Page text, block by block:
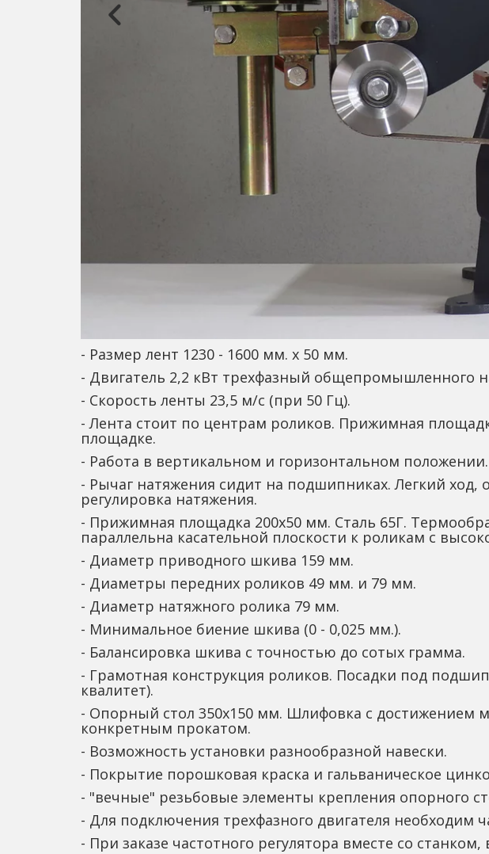
- Размер лент 1230 - 1600 мм. х 50 мм.
- Двигатель 2,2 кВт трехфазный общепромышленного
- Скорость ленты 23,5 м/с (при 50 Гц).
- Лента стоит по центрам роликов. Прижимная
площадке.
- Работа в вертикальном и горизонтальном положении.
- Рычаг натяжения сидит на подшипниках. Легкий ход,
регулировка натяжения.
- Прижимная площадка 200х50 мм. Сталь 65Г.
параллельна касательной плоскости к роликам с
- Диаметр приводного шкива 159 мм.
- Диаметры передних роликов 49 мм. и 79 мм.
- Диаметр натяжного ролика 79 мм.
- Минимальное биение шкива (0 - 0,025 мм.).
- Балансировка шкива с точностью до сотых грамма.
- Грамотная конструкция роликов. Посадки под
квалитет).
- Опорный стол 350х150 мм. Шлифовка с достижением
конкретным прокатом.
- Возможность установки разнообразной навески.
- Покрытие порошковая краска и гальваническое
- "вечные" резьбовые элементы крепления опорного
- Для подключения трехфазного двигателя необходим
- При заказе частотного регулятора вместе со